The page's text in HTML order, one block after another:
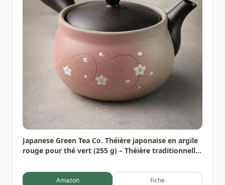
Japanese Green Tea Co. Théière japonaise en argile
rouge pour thé vert (255 g) – Théière traditionnelle
Système de maille fine pour thé Fukamushi à
Amazon Fiche